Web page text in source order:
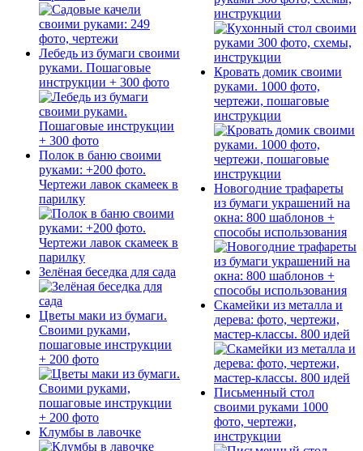
Лебедь из бумаги своими
руками. Пошаговые
инструкции + 300 фото
Полок в баню своими
руками: +200 фото.
Чертежи лавок скамеек в
парилку
Зелёная беседка для сада
Цветы маки из бумаги.
Своими руками,
пошаговые инструкции
+ 200 фото
Клумбы в лавочке
инструкции
Кровать домик своими
руками. 1000 фото,
чертежи, пошаговые
инструкции
Новогодние трафареты
из бумаги украшений на
окна: 800 шаблонов +
способы использования
Скамейки из металла и
дерева: фото, чертежи,
мастер-классы. 800 идей
Письменный стол
своими руками 1000
фото, чертежи,
инструкции